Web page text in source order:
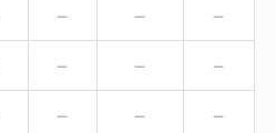
－ － －
－ － －
－ － －